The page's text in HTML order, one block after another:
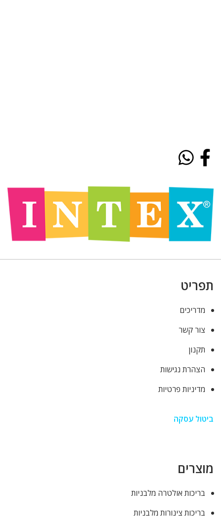
תפריט
מדריכים
צור קשר
תקנון
הצהרת נגישות
מדיניות פרטיות
ביטול עסקה
מוצרים
בריכות אולטרה מלבניות
בריכות צינורות מלבניות